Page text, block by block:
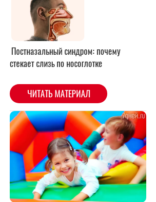
Фото: LEGION-MEDIA
Да здравствует мыло душистое!
С детства нас учили наши
родители: «Тщательно мой руки».
И это не пустые слова. Только
ещё научить это делать
правильно своего малыша.
Представьте картину: малыш
поиграл в игрушки другого,
заболевающего ребёнка, побежал
перед обедом помыть руки,
только сделал он это быстро
(просто сполоснул), потом этими
же руками схватил кусок хлеба.